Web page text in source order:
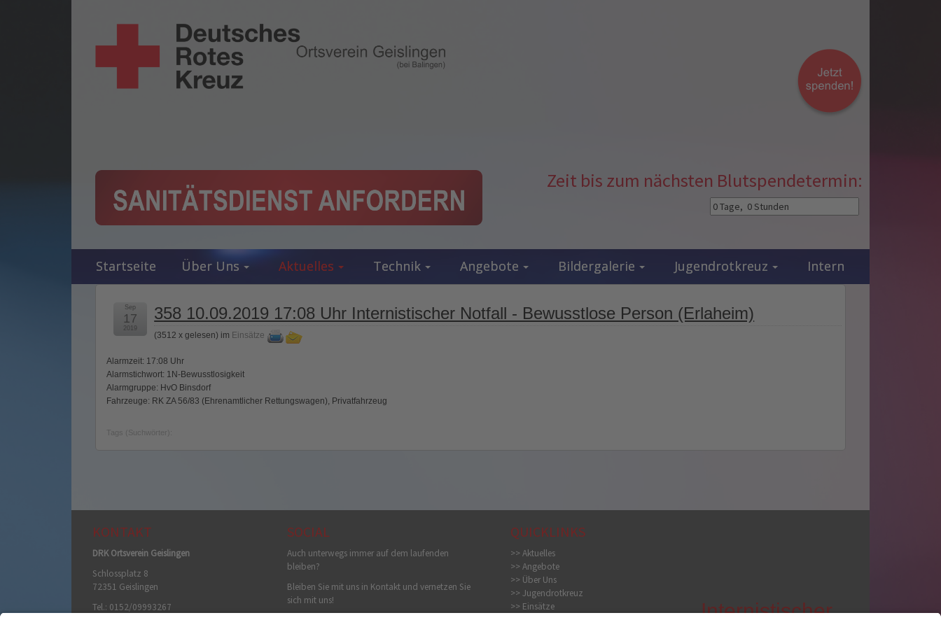
Zeit bis zum nächsten Blutspendetermin:
Startseite Über Uns Aktuelles Technik Angebote Bildergalerie Jugendrotkreuz Intern
358 10.09.2019 17:08 Uhr Internistischer Notfall - Bewusstlose Person (Erlaheim)
(3512 x gelesen) im Einsätze
Sep
17
2019
Alarmzeit: 17:08 Uhr
Alarmstichwort: 1N-Bewusstlosigkeit
Alarmgruppe: HvO Binsdorf
Fahrzeuge: RK ZA 56/83 (Ehrenamtlicher Rettungswagen), Privatfahrzeug
Tags (Suchwörter):
KONTAKT
DRK Ortsverein Geislingen
Schlossplatz 8
72351 Geislingen
Tel.: 0152/09993267
SOCIAL
Auch unterwegs immer auf dem laufenden
bleiben?
Bleiben Sie mit uns in Kontakt und vernetzen Sie
sich mit uns!
QUICKLINKS
>> Aktuelles
>> Angebote
>> Über Uns
>> Jugendrotkreuz
>> Einsätze
Internistischer